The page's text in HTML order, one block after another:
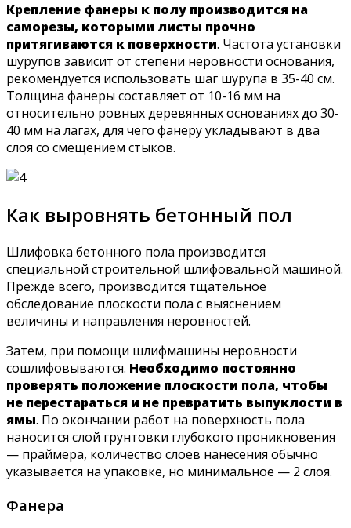
Крепление фанеры к полу производится на
саморезы, которыми листы прочно
притягиваются к поверхности. Частота установки
шурупов зависит от степени неровности основания,
рекомендуется использовать шаг шурупа в 35-40 см.
Толщина фанеры составляет от 10-16 мм на
относительно ровных деревянных основаниях до 30-
40 мм на лагах, для чего фанеру укладывают в два
слоя со смещением стыков.
Как выровнять бетонный пол
Шлифовка бетонного пола производится
специальной строительной шлифовальной машиной.
Прежде всего, производится тщательное
обследование плоскости пола с выяснением
величины и направления неровностей.
Затем, при помощи шлифмашины неровности
сошлифовываются. Необходимо постоянно
проверять положение плоскости пола, чтобы
не перестараться и не превратить выпуклости в
ямы. По окончании работ на поверхность пола
наносится слой грунтовки глубокого проникновения
— праймера, количество слоев нанесения обычно
указывается на упаковке, но минимальное — 2 слоя.
Фанера